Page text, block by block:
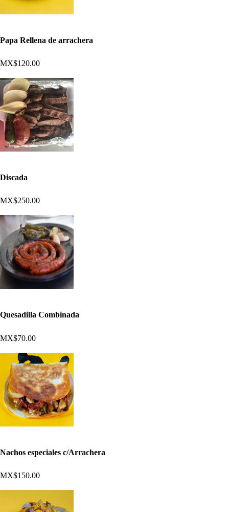
Papa Rellena de arrachera
MX$120.00
Discada
MX$250.00
Quesadilla Combinada
MX$70.00
Nachos especiales c/Arrachera
MX$150.00